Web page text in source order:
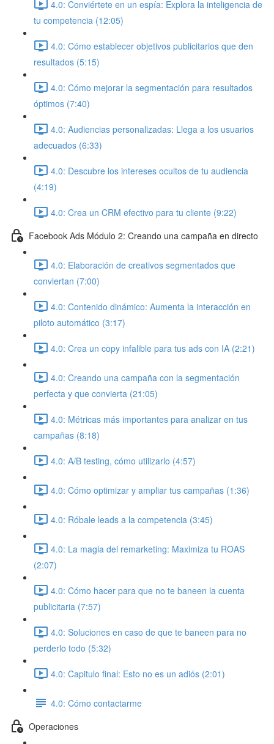
4.0: Conviértete en un espía: Explora la inteligencia de
tu competencia (12:05)
4.0: Cómo establecer objetivos publicitarios que den
resultados (5:15)
4.0: Cómo mejorar la segmentación para resultados
óptimos (7:40)
4.0: Audiencias personalizadas: Llega a los usuarios
adecuados (6:33)
4.0: Descubre los intereses ocultos de tu audiencia
(4:19)
4.0: Crea un CRM efectivo para tu cliente (9:22)
Facebook Ads Módulo 2: Creando una campaña en directo
4.0: Elaboración de creativos segmentados que
conviertan (7:00)
4.0: Contenido dinámico: Aumenta la interacción en
piloto automático (3:17)
4.0: Crea un copy infalible para tus ads con IA (2:21)
4.0: Creando una campaña con la segmentación
perfecta y que convierta (21:05)
4.0: Métricas más importantes para analizar en tus
campañas (8:18)
4.0: A/B testing, cómo utilizarlo (4:57)
4.0: Cómo optimizar y ampliar tus campañas (1:36)
4.0: Róbale leads a la competencia (3:45)
4.0: La magia del remarketing: Maximiza tu ROAS
(2:07)
4.0: Cómo hacer para que no te baneen la cuenta
publicitaria (7:57)
4.0: Soluciones en caso de que te baneen para no
perderlo todo (5:32)
4.0: Capitulo final: Esto no es un adiós (2:01)
4.0: Cómo contactarme
Operaciones